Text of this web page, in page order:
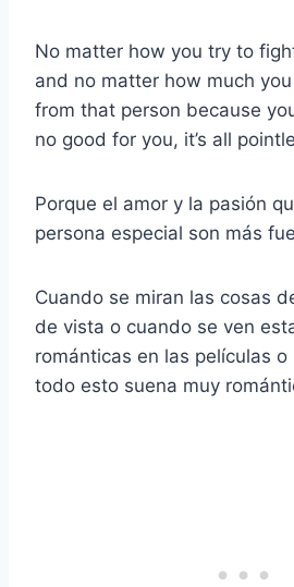
No matter how you try to
and no matter how much
from that person because
no good for you, it’s all
Porque el amor y la pasión
persona especial son más
Cuando se miran las cosas
de vista o cuando se ven
románticas en las películas
todo esto suena muy